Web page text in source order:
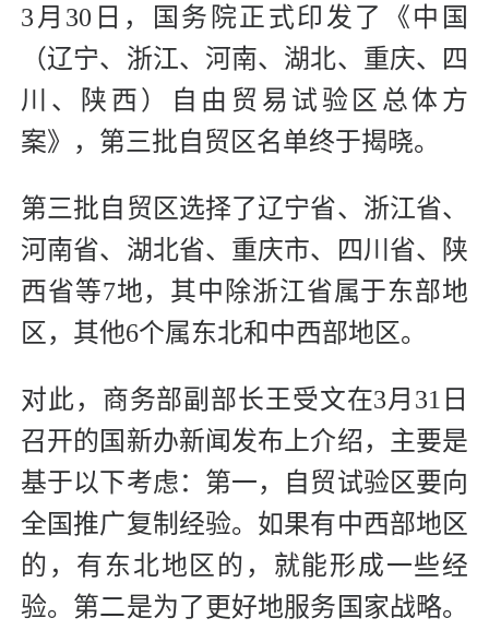
3月30日，国务院正式印发了《中国
（辽宁、浙江、河南、湖北、重庆、四
川、陕西）自由贸易试验区总体方
案》，第三批自贸区名单终于揭晓。
第三批自贸区选择了辽宁省、浙江省、
河南省、湖北省、重庆市、四川省、陕
西省等7地，其中除浙江省属于东部地
区，其他6个属东北和中西部地区。
对此，商务部副部长王受文在3月31日
召开的国新办新闻发布上介绍，主要是
基于以下考虑：第一，自贸试验区要向
全国推广复制经验。如果有中西部地区
的，有东北地区的，就能形成一些经
验。第二是为了更好地服务国家战略。